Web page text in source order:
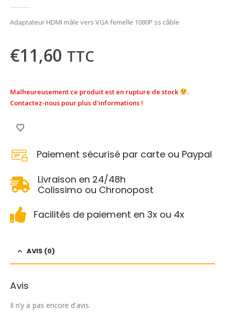
Adaptateur HDMI mâle vers VGA femelle 1080P ss câble
€11,60 TTC
Malheureusement ce produit est en rupture de stock
.
Contactez-nous pour plus d'informations !
Paiement sécurisé par carte ou Paypal
Livraison en 24/48h
Colissimo ou Chronopost
Facilités de paiement en 3x ou 4x
AVIS (0)
Avis
Il n’y a pas encore d’avis.